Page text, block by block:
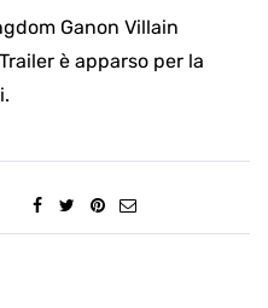
Ganon Villain
è apparso per la